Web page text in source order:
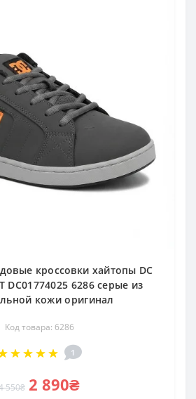
кроссовки хайтопы DC
DC01774025 6286 серые из
кожи оригинал
Код товара: 6286
1
550₴ 2 890₴